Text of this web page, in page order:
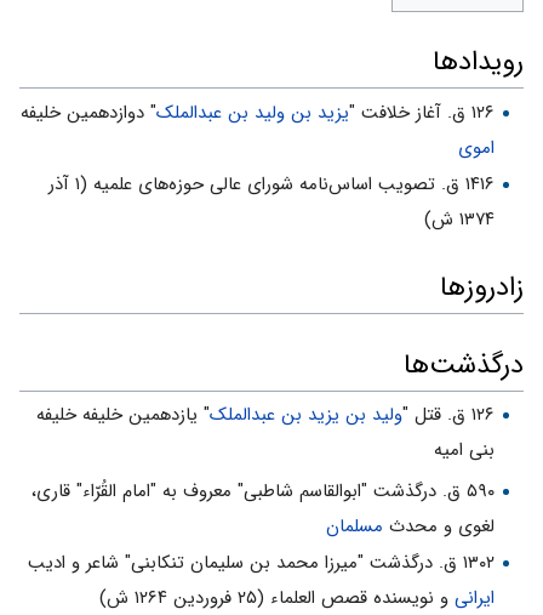
رویدادها
۱۲۶ ق. آغاز خلافت " یزید بن ولید بن عبدالملک" دوازدهمین خلیفه
اموی
۱۴۱۶ ق. تصویب اساس‌نامه شورای عالی حوزه‌های علمیه (۱ آذر
۱۳۷۴ ش)
زادروزها
درگذشت‌ها
۱۲۶ ق. قتل " ولید بن یزید بن عبدالملک" یازدهمین خلیفه خلیفه
بنی امیه
۵۹۰ ق. درگذشت "ابوالقاسم شاطبی" معروف به "امام القُرّاء" قاری،
لغوی و محدث مسلمان
۱۳۰۲ ق. درگذشت "میرزا محمد بن سلیمان تنکابنی" شاعر و ادیب
ایرانیو نویسنده قصص العلماء (۲۵ فروردین ۱۲۶۴ ش)